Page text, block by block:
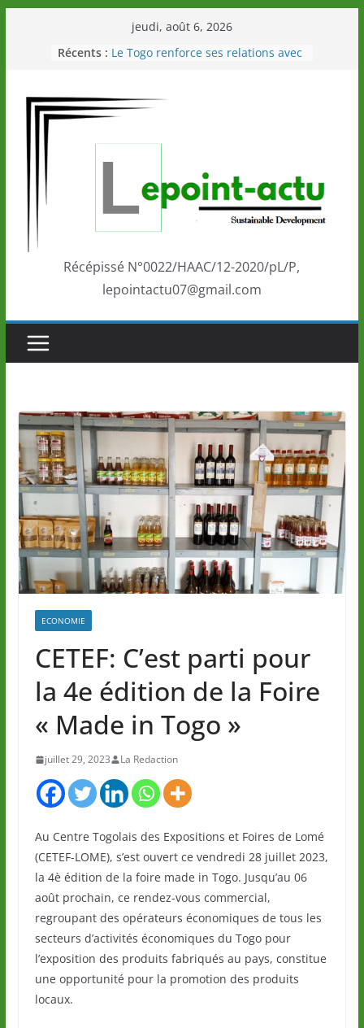
jeudi, août 6, 2026
Récents : Le Togo renforce ses relations avec
Éléphants en Côte d’Ivoire
LOTO DETENTE”, un nouveau tirage
marque de confiance au Togo sur
la scène internationale au-delà des
performances de ses athlètes
Togo: Que retenir de la politique
éducation et de l’ambition de
Récépissé N°0022/HAAC/12-2020/pL/P,
lepointactu07@gmail.com
ECONOMIE
CETEF: C’est parti pour
la 4e édition de la Foire
« Made in Togo »
juillet 29, 2023 La Redaction
Au Centre Togolais des Expositions et Foires de Lomé
(CETEF-LOME), s’est ouvert ce vendredi 28 juillet 2023,
la 4è édition de la foire made in Togo. Jusqu’au 06
août prochain, ce rendez-vous commercial,
regroupant des opérateurs économiques de tous les
secteurs d’activités économiques du Togo pour
l’exposition des produits fabriqués au pays, constitue
une opportunité pour la promotion des produits
locaux.